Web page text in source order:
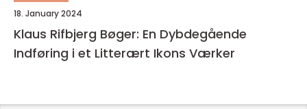
18. January 2024
Klaus Rifbjerg Bøger: En Dybdegående
Indføring i et Litterært Ikons Værker